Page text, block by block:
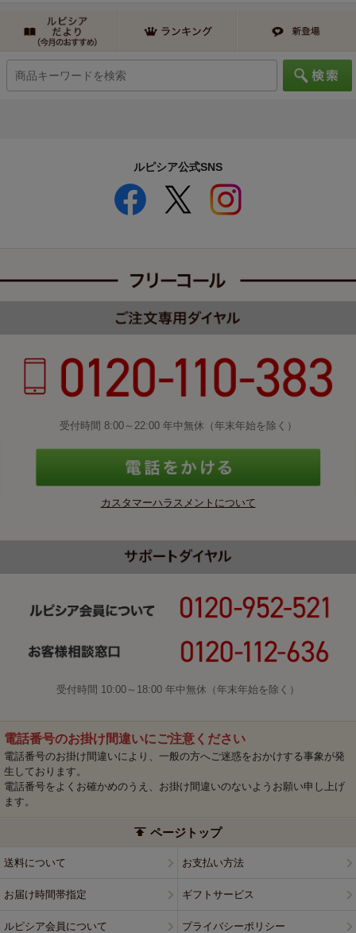
ルピシア公式SNS
受付時間 8:00～22:00 年中無休（年末年始を除く）
カスタマーハラスメントについて
受付時間 10:00～18:00 年中無休（年末年始を除く）
電話番号のお掛け間違いにご注意ください
電話番号のお掛け間違いにより、一般の方へご迷惑をおかけする事象が発
生しております。
電話番号をよくお確かめのうえ、お掛け間違いのないようお願い申し上げ
ます。
ページトップ
送料について お支払い方法
お届け時間帯指定 ギフトサービス
ルピシア会員について プライバシーポリシー